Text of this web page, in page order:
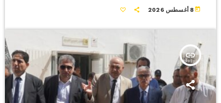
today 8 أغسطس 2026
insert_link